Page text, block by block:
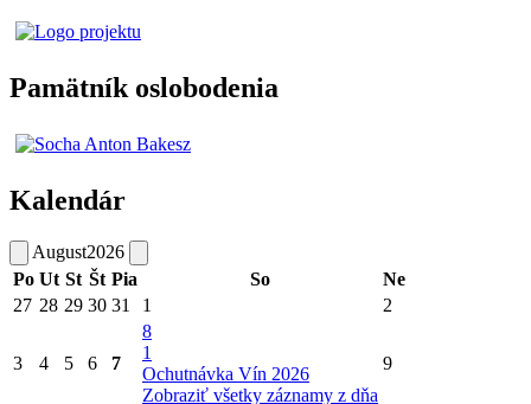
Pamätník oslobodenia
Kalendár
August2026
Po Ut St Št Pia So
Ne
27 28 29 30 31 1 2
3 4 5 6 7
8
1
Ochutnávka Vín 2026
Zobraziť všetky záznamy z dňa
9